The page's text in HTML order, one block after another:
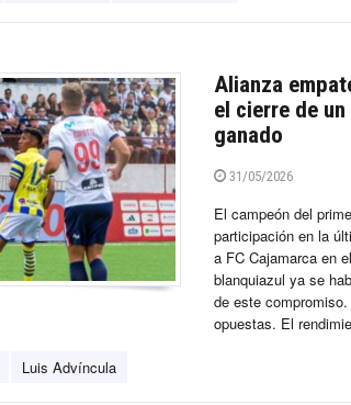
Alianza
el cierre de
ganado
31/05/2026
El campeón del
participación en la
a FC Cajamarca en
blanquiazul ya se
de este
opuestas. El
Luis Advíncula